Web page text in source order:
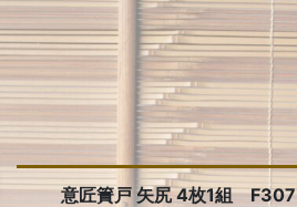
意匠簀戸 矢尻 4枚1組 F307